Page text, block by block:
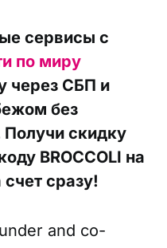
сервисы с
по миру
через СБП и
без
скидку
BROCCOLI на
сразу!
and co-